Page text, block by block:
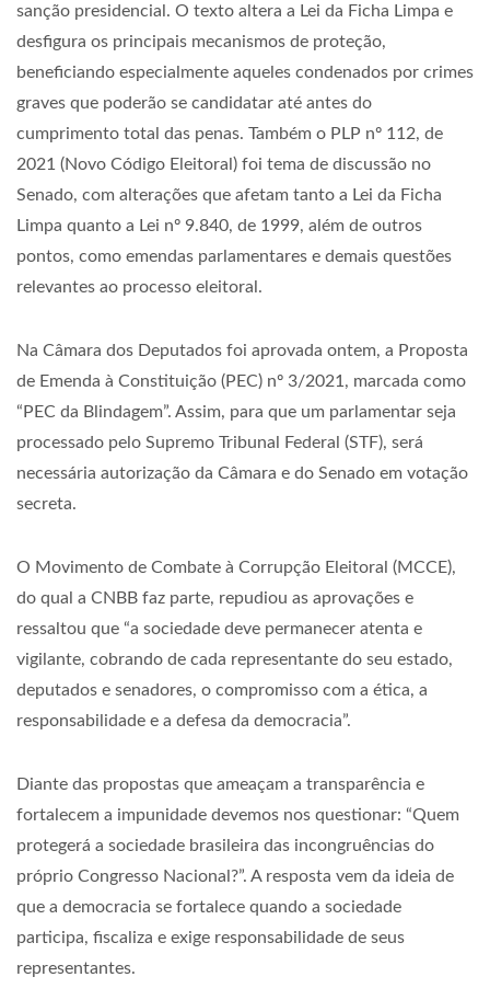
sanção presidencial. O texto altera a Lei da Ficha Limpa e
desfigura os principais mecanismos de proteção,
beneficiando especialmente aqueles condenados por crimes
graves que poderão se candidatar até antes do
cumprimento total das penas. Também o PLP nº 112, de
2021 (Novo Código Eleitoral) foi tema de discussão no
Senado, com alterações que afetam tanto a Lei da Ficha
Limpa quanto a Lei nº 9.840, de 1999, além de outros
pontos, como emendas parlamentares e demais questões
relevantes ao processo eleitoral.
Na Câmara dos Deputados foi aprovada ontem, a Proposta
de Emenda à Constituição (PEC) nº 3/2021, marcada como
“PEC da Blindagem”. Assim, para que um parlamentar seja
processado pelo Supremo Tribunal Federal (STF), será
necessária autorização da Câmara e do Senado em votação
secreta.
O Movimento de Combate à Corrupção Eleitoral (MCCE),
do qual a CNBB faz parte, repudiou as aprovações e
ressaltou que “a sociedade deve permanecer atenta e
vigilante, cobrando de cada representante do seu estado,
deputados e senadores, o compromisso com a ética, a
responsabilidade e a defesa da democracia”.
Diante das propostas que ameaçam a transparência e
fortalecem a impunidade devemos nos questionar: “Quem
protegerá a sociedade brasileira das incongruências do
próprio Congresso Nacional?”. A resposta vem da ideia de
que a democracia se fortalece quando a sociedade
participa, fiscaliza e exige responsabilidade de seus
representantes.